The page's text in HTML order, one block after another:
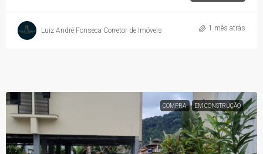
Luiz André Fonseca Corretor de Imóveis 1 mês atrás
COMPRA EM CONSTRUÇÃO